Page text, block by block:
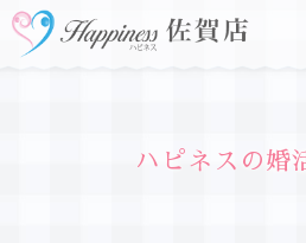
ハピネスの婚